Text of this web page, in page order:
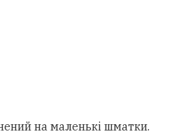
на маленькі шматки.